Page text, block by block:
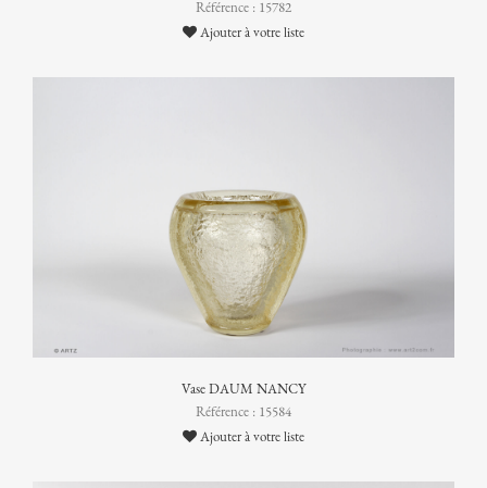
Référence : 15782
Ajouter à votre liste
Vase DAUM NANCY
Référence : 15584
Ajouter à votre liste